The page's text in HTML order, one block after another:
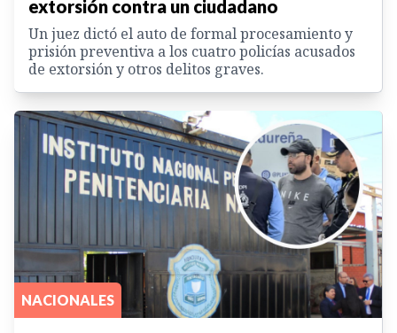
extorsión contra un ciudadano
Un juez dictó el auto de formal procesamiento y
prisión preventiva a los cuatro policías acusados
de extorsión y otros delitos graves.
NACIONALES